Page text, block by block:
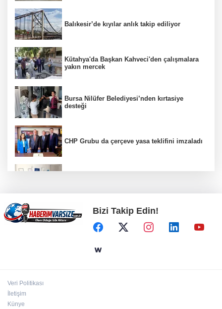
Balıkesir’de kıyılar anlık takip ediliyor
Kütahya'da Başkan Kahveci'den çalışmalara
yakın mercek
Bursa Nilüfer Belediyesi’nden kırtasiye
desteği
CHP Grubu da çerçeve yasa teklifini imzaladı
Bilecik'te Vali Sözer'den coğrafi işaretli
Kamber Biberi hasadı
Cumhurbaşkanı Erdoğan’dan 'Terörsüz
Bizi Takip Edin!
Veri Politikası
İletişim
Künye